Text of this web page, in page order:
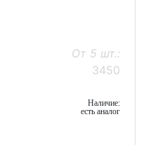
От 5 шт.:
3450
Наличие:
есть аналог